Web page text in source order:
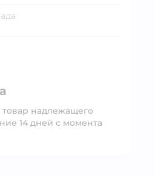
надлежащего
14 дней с момента